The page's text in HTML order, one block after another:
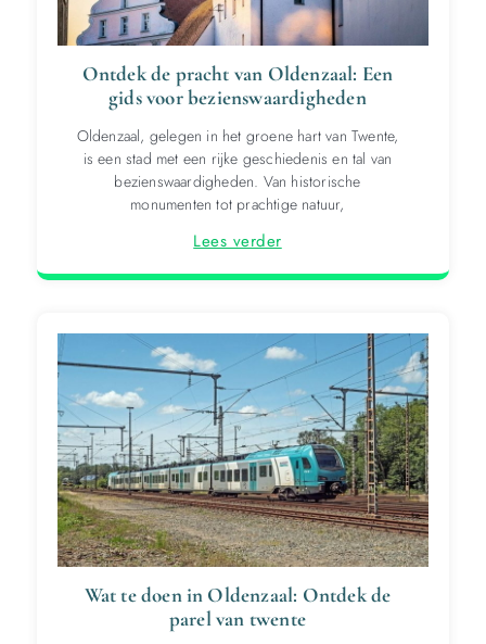
Ontdek de pracht van Oldenzaal: Een
gids voor bezienswaardigheden
Oldenzaal, gelegen in het groene hart van Twente,
is een stad met een rijke geschiedenis en tal van
bezienswaardigheden. Van historische
monumenten tot prachtige natuur,
Lees verder
Wat te doen in Oldenzaal: Ontdek de
parel van twente